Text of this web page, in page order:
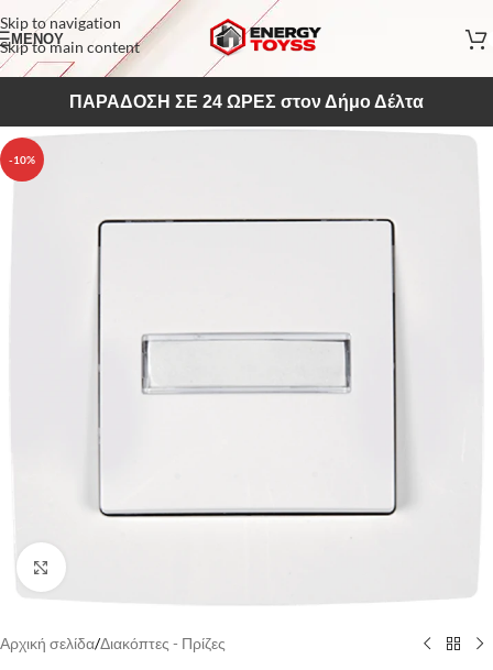
Skip to navigation
Skip to main content
ΜΕΝΟΥ
ΠΑΡΑΔΟΣΗ ΣΕ 24 ΩΡΕΣ στον Δήμο Δέλτα
-10%
Κάντε κλικ για να μεγεθύνετε
Αρχική σελίδα/Διακόπτες - Πρίζες